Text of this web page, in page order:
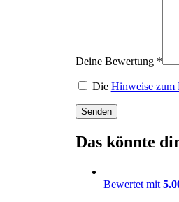
Deine Bewertung *
Die Hinweise zum
Das könnte
Bewertet mit